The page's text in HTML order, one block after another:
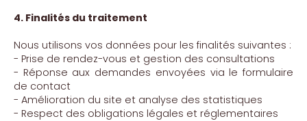
4. Finalités du traitement
Nous utilisons vos données pour les finalités suivantes :
- Prise de rendez-vous et gestion des consultations
- Réponse aux demandes envoyées via le formulaire
de contact
- Amélioration du site et analyse des statistiques
- Respect des obligations légales et réglementaires